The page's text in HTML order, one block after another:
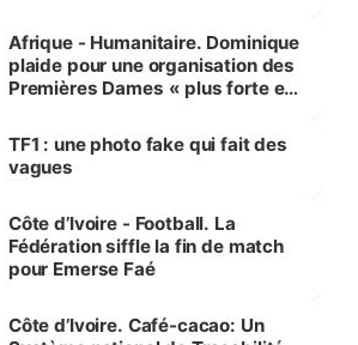
Afrique - Humanitaire. Dominique
plaide pour une organisation des
Premières Dames « plus forte et
sur la scène internationale »
TF1 : une photo fake qui fait des
vagues
Côte d’Ivoire - Football. La
Fédération siffle la fin de match
pour Emerse Faé
Côte d’Ivoire. Café-cacao: Un